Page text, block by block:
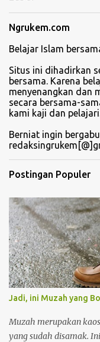
Ngrukem.com
Belajar Islam
Situs ini dihadirkan
bersama. Karena
menyenangkan dan
secara bersama-
kami kaji dan
Berniat ingin
Postingan Populer
Jadi, ini Muzah yang
Muzah merupakan
yang sudah disamak.